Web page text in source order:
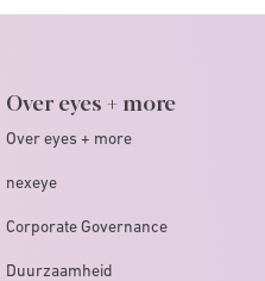
Over eyes + more
Over eyes + more
nexeye
Corporate Governance
Duurzaamheid